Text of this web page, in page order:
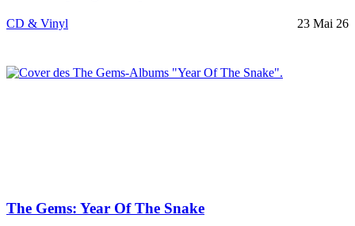
CD & Vinyl 23 Mai 26
The Gems: Year Of The Snake